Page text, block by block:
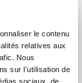
le contenu
relatives aux
Nous
sur l'utilisation de